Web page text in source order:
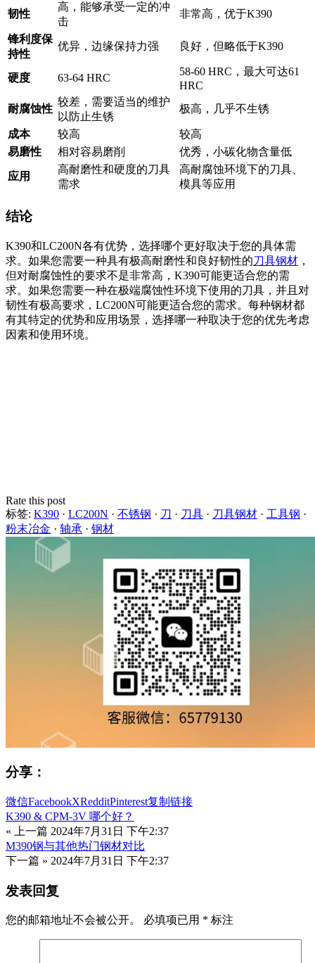
韧性
高，能够承受一定的冲
击
非常高，优于K390
锋利度保
持性
优异，边缘保持力强 良好，但略低于K390
硬度 63-64 HRC
58-60 HRC，最大可达61
HRC
耐腐蚀性
较差，需要适当的维护
以防止生锈
极高，几乎不生锈
成本 较高
较高
易磨性
相对容易磨削 优秀，小碳化物含量低
应用
高耐磨性和硬度的刀具
需求
高耐腐蚀环境下的刀具、
模具等应用
结论
K390和LC200N各有优势，选择哪个更好取决于您的具体需
求。如果您需要一种具有极高耐磨性和良好韧性的刀具钢材 ，
但对耐腐蚀性的要求不是非常高，K390可能更适合您的需
求。如果您需要一种在极端腐蚀性环境下使用的刀具，并且对
韧性有极高要求，LC200N可能更适合您的需求。每种钢材都
有其特定的优势和应用场景，选择哪一种取决于您的优先考虑
因素和使用环境。
Rate this post
标签: K390 · LC200N · 不锈钢 · 刀 · 刀具 · 刀具钢材 · 工具钢 ·
粉末冶金 · 轴承 · 钢材
分享：
微信FacebookXRedditPinterest复制链接
K390 & CPM-3V 哪个好？
« 上一篇 2024年7月31日 下午2:37
M390钢与其他热门钢材对比
下一篇 » 2024年7月31日 下午2:37
发表回复
您的邮箱地址不会被公开。 必填项已用 * 标注